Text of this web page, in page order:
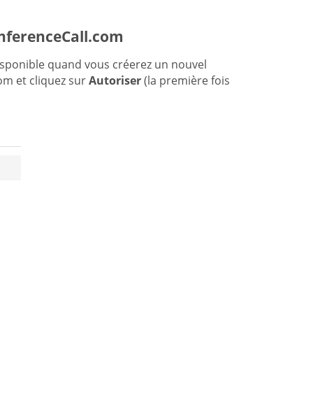
quand vous créerez un nouvel
et cliquez surAutoriser(la première fois